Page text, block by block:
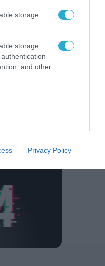
storage
storage
and other
Privacy Policy